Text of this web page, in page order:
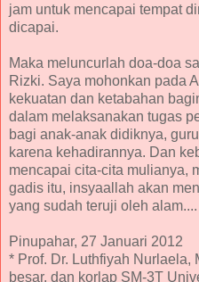
jam untuk mencapai tempat
dicapai.
Maka meluncurlah doa-doa
Rizki. Saya mohonkan pada
kekuatan dan ketabahan
dalam melaksanakan tugas
bagi anak-anak didiknya,
karena kehadirannya. Dan
mencapai cita-cita mulianya,
gadis itu, insyaallah akan
yang sudah teruji oleh alam....
Pinupahar, 27 Januari 2012
* Prof. Dr. Luthfiyah Nurlaela,
besar, dan korlap SM-3T